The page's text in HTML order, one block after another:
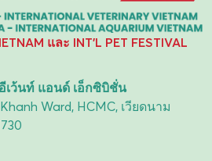
และ INT'L PET FESTIVAL
เว้นท์ แอนด์ เอ็กซิบิชั่น
Ward, HCMC, เวียดนาม